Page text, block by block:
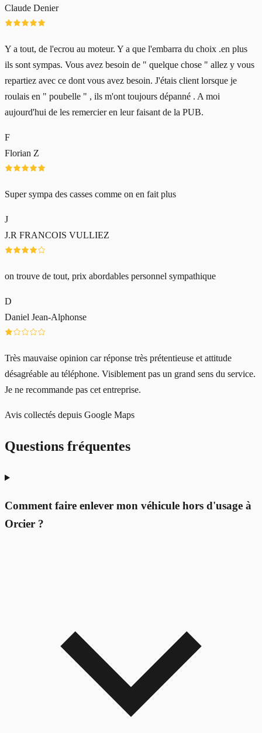
Claude Denier
Y a tout, de l'ecrou au moteur. Y a que l'embarra du choix .en plus
ils sont sympas. Vous avez besoin de " quelque chose " allez y vous
repartiez avec ce dont vous avez besoin. J'étais client lorsque je
roulais en " poubelle " , ils m'ont toujours dépanné . A moi
aujourd'hui de les remercier en leur faisant de la PUB.
F
Florian Z
Super sympa des casses comme on en fait plus
J
J.R FRANCOIS VULLIEZ
on trouve de tout, prix abordables personnel sympathique
D
Daniel Jean-Alphonse
Très mauvaise opinion car réponse très prétentieuse et attitude
désagréable au téléphone. Visiblement pas un grand sens du service.
Je ne recommande pas cet entreprise.
Avis collectés depuis Google Maps
Questions fréquentes
Comment faire enlever mon véhicule hors d'usage à
Orcier ?